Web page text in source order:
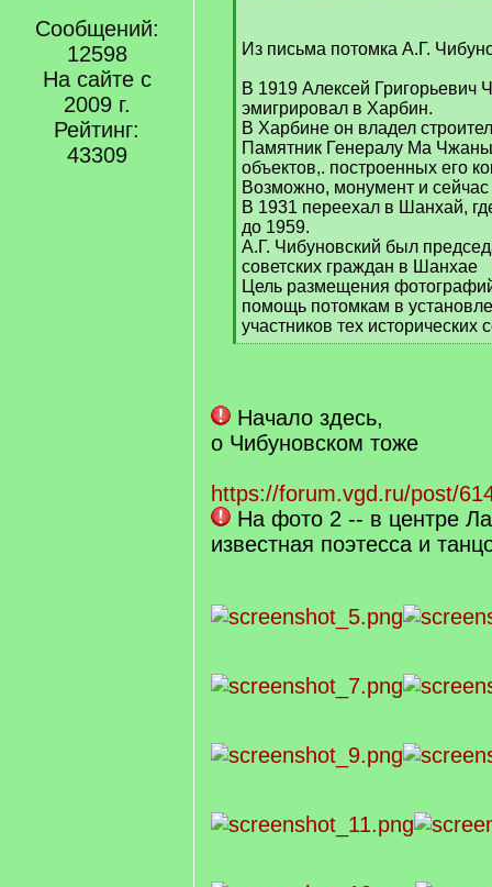
Сообщений:
12598
На сайте с
2009 г.
Рейтинг:
43309
Из письма потомка А.Г.
В 1919 Алексей Григорьевич
эмигрировал в Харбин.
В Харбине он владел
Памятник Генералу Ма
объектов,. построенных его
Возможно, монумент и
В 1931 переехал в Шанхай,
до 1959.
А.Г. Чибуновский был
советских граждан в Шанхае
Цель размещения
помощь потомкам в
участников тех исторических
[
Начало здесь,
о Чибуновском тоже
https://forum.vgd.ru/post/
На фото 2 -- в центре
известная поэтесса и